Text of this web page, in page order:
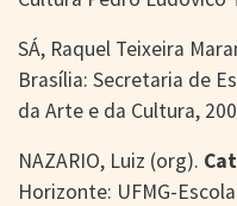
SÁ, Raquel Teixeira
Brasília: Secretaria de
da Arte e da Cultura,
NAZARIO, Luiz (org).
Horizonte: UFMG-